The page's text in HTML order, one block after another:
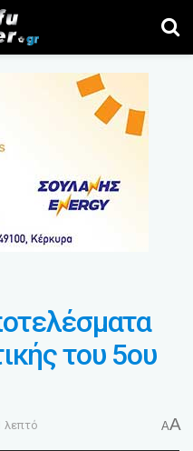
του 5ου
λεπτό AA